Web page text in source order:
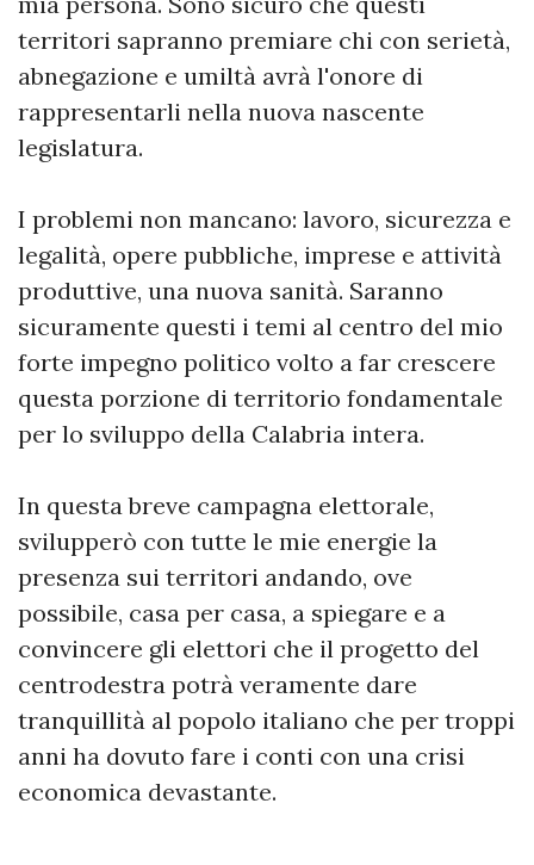
territori sapranno premiare chi con serietà,
abnegazione e umiltà avrà l'onore di
rappresentarli nella nuova nascente
legislatura.
I problemi non mancano: lavoro, sicurezza e
legalità, opere pubbliche, imprese e attività
produttive, una nuova sanità. Saranno
sicuramente questi i temi al centro del mio
forte impegno politico volto a far crescere
questa porzione di territorio fondamentale
per lo sviluppo della Calabria intera.
In questa breve campagna elettorale,
svilupperò con tutte le mie energie la
presenza sui territori andando, ove
possibile, casa per casa, a spiegare e a
convincere gli elettori che il progetto del
centrodestra potrà veramente dare
tranquillità al popolo italiano che per troppi
anni ha dovuto fare i conti con una crisi
economica devastante.